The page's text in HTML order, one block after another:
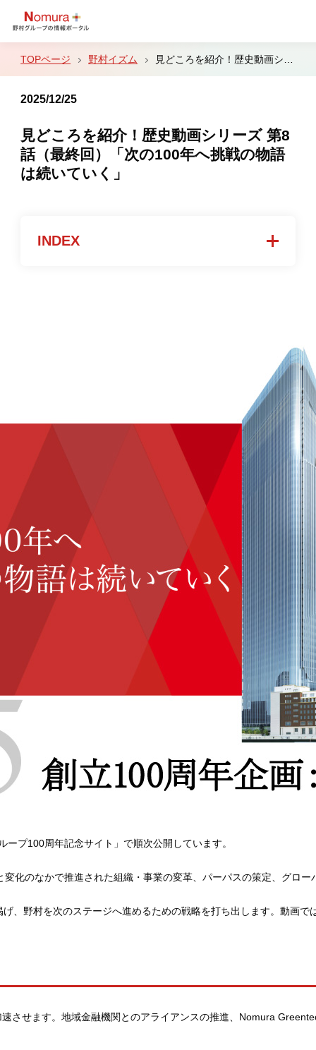
サステナビリティ
文化・スポーツ
ビジネス
野村イズム
見どころを紹介！歴史動画シリーズ 第8
話（最終回）「次の100年へ挑戦の物語
は続いていく」
2025/12/25
INDEX
プ100周年記念サイト」で順次公開しています。
化のなかで推進された組織・事業の変革、パーパスの策定、グロ
、野村を次のステージへ進めるための戦略を打ち出します。動画
ます。地域金融機関とのアライアンスの推進、Nomura